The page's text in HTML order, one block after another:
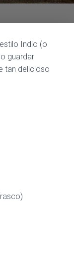
Indio (o
guardar
tan delicioso